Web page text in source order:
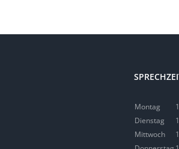
Montag
Dienstag
Mittwoch